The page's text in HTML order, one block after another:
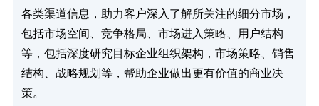
各类渠道信息，助力客户深入了解所关注的细分市场，
包括市场空间、竞争格局、市场进入策略、用户结构
等，包括深度研究目标企业组织架构，市场策略、销售
结构、战略规划等，帮助企业做出更有价值的商业决
策。